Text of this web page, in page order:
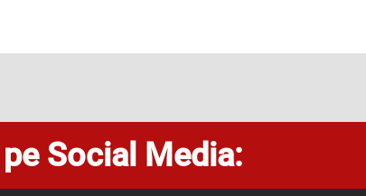
Social Media: